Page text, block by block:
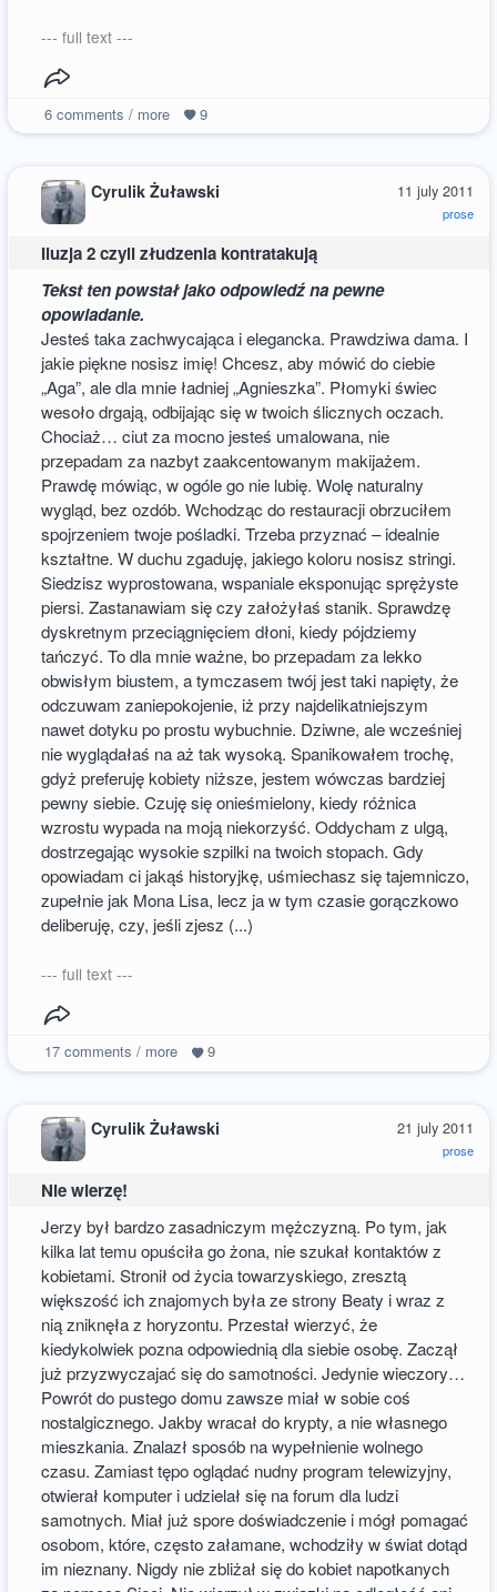
--- full text ---
6comments / more 9
11 july 2011
prose
Cyrulik Żuławski
Iluzja 2 czyli złudzenia kontratakują
Tekst ten powstał jako odpowiedź na pewne
opowiadanie.
Jesteś taka zachwycająca i elegancka. Prawdziwa dama. I
jakie piękne nosisz imię! Chcesz, aby mówić do ciebie
„Aga”, ale dla mnie ładniej „Agnieszka”. Płomyki świec
wesoło drgają, odbijając się w twoich ślicznych oczach.
Chociaż… ciut za mocno jesteś umalowana, nie
przepadam za nazbyt zaakcentowanym makijażem.
Prawdę mówiąc, w ogóle go nie lubię. Wolę naturalny
wygląd, bez ozdób. Wchodząc do restauracji obrzuciłem
spojrzeniem twoje pośladki. Trzeba przyznać – idealnie
kształtne. W duchu zgaduję, jakiego koloru nosisz stringi.
Siedzisz wyprostowana, wspaniale eksponując sprężyste
piersi. Zastanawiam się czy założyłaś stanik. Sprawdzę
dyskretnym przeciągnięciem dłoni, kiedy pójdziemy
tańczyć. To dla mnie ważne, bo przepadam za lekko
obwisłym biustem, a tymczasem twój jest taki napięty, że
odczuwam zaniepokojenie, iż przy najdelikatniejszym
nawet dotyku po prostu wybuchnie. Dziwne, ale wcześniej
nie wyglądałaś na aż tak wysoką. Spanikowałem trochę,
gdyż preferuję kobiety niższe, jestem wówczas bardziej
pewny siebie. Czuję się onieśmielony, kiedy różnica
wzrostu wypada na moją niekorzyść. Oddycham z ulgą,
dostrzegając wysokie szpilki na twoich stopach. Gdy
opowiadam ci jakąś historyjkę, uśmiechasz się tajemniczo,
zupełnie jak Mona Lisa, lecz ja w tym czasie gorączkowo
deliberuję, czy, jeśli zjesz (...)
--- full text ---
17comments / more 9
21 july 2011
prose
Cyrulik Żuławski
Nie wierzę!
Jerzy był bardzo zasadniczym mężczyzną. Po tym, jak
kilka lat temu opuściła go żona, nie szukał kontaktów z
kobietami. Stronił od życia towarzyskiego, zresztą
większość ich znajomych była ze strony Beaty i wraz z
nią zniknęła z horyzontu. Przestał wierzyć, że
kiedykolwiek pozna odpowiednią dla siebie osobę. Zaczął
już przyzwyczajać się do samotności. Jedynie wieczory…
Powrót do pustego domu zawsze miał w sobie coś
nostalgicznego. Jakby wracał do krypty, a nie własnego
mieszkania. Znalazł sposób na wypełnienie wolnego
czasu. Zamiast tępo oglądać nudny program telewizyjny,
otwierał komputer i udzielał się na forum dla ludzi
samotnych. Miał już spore doświadczenie i mógł pomagać
osobom, które, często załamane, wchodziły w świat dotąd
im nieznany. Nigdy nie zbliżał się do kobiet napotkanych